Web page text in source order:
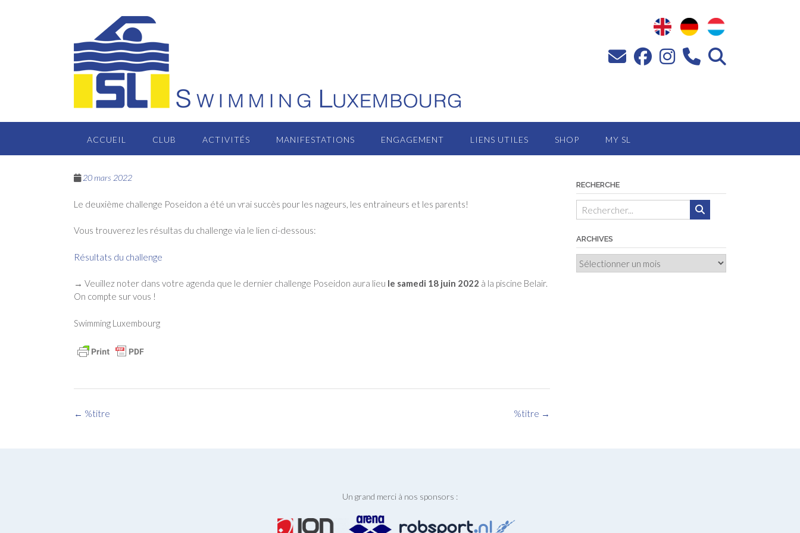
ACCUEIL CLUB ACTIVITÉS MANIFESTATIONS ENGAGEMENT LIENS UTILES SHOP MY SL
20 mars 2022
Le deuxième challenge Poseidon a été un vrai succès pour les nageurs, les entraineurs et les parents!
Vous trouverez les résultas du challenge via le lien ci-dessous:
Résultats du challenge
→ Veuillez noter dans votre agenda que le dernier challenge Poseidon aura lieu le samedi 18 juin 2022 à la piscine Belair.
On compte sur vous !
Swimming Luxembourg
Navigation
%titre →
← %titre
RECHERCHE
ARCHIVES
Archives
Un grand merci à nos sponsors :